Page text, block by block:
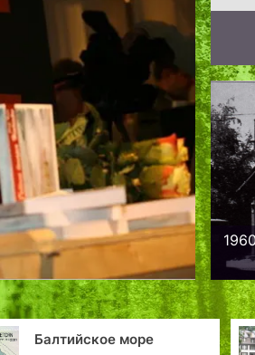
«Во времени